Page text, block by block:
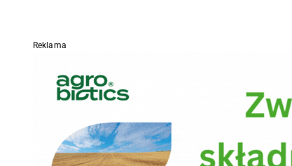
Reklama